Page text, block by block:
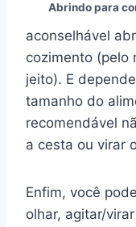
Abrindo para
aconselhável
cozimento (pelo
jeito). E
tamanho do
recomendável
a cesta ou virar
Enfim, você
olhar, agitar/